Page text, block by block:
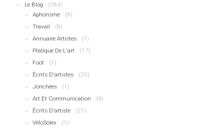
Le Blog
(183)
Aphorisme
(9)
Travail
(8)
Annuaire Artistes
(1)
Pratique De L'art
(17)
Foot
(1)
Écrits D'artistes
(20)
Jonchées
(1)
Art Et Communication
(4)
Écrits D'artiste
(21)
VéloSolex
(1)